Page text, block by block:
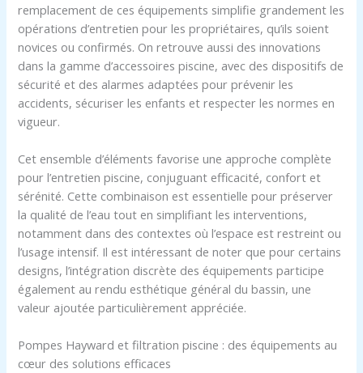
remplacement de ces équipements simplifie grandement les
opérations d’entretien pour les propriétaires, qu’ils soient
novices ou confirmés. On retrouve aussi des innovations
dans la gamme d’accessoires piscine, avec des dispositifs de
sécurité et des alarmes adaptées pour prévenir les
accidents, sécuriser les enfants et respecter les normes en
vigueur.
Cet ensemble d’éléments favorise une approche complète
pour l’entretien piscine, conjuguant efficacité, confort et
sérénité. Cette combinaison est essentielle pour préserver
la qualité de l’eau tout en simplifiant les interventions,
notamment dans des contextes où l’espace est restreint ou
l’usage intensif. Il est intéressant de noter que pour certains
designs, l’intégration discrète des équipements participe
également au rendu esthétique général du bassin, une
valeur ajoutée particulièrement appréciée.
Pompes Hayward et filtration piscine : des équipements au
cœur des solutions efficaces